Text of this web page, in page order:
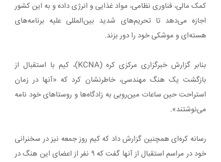
کمک مالی، فناوری نظامی، مواد غذایی و انرژی داده و به این کشور
اجازه می‌دهد تا تحریم‌های شدید بین‌المللی علیه برنامه‌های
هسته‌ای و موشکی خود را دور بزند.
بنابر گزارش خبرگزاری مرکزی کره (KCNA)، کیم با استقبال از
بازگشت یک هنگ مهندسی، خاطرنشان کرد که «آنها در زمان
استراحت حین ساعات مین‌روبی به زادگاه‌ها و روستاهای خود نامه
می‌نوشتند».
رسانه کره‌ای همچنین گزارش داد که کیم روز جمعه نیز در سخنرانی
خود در مراسم استقبال از آنها گفت که ۹ نفر از اعضای این هنگ در